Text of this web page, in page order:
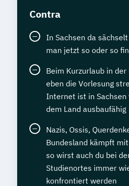
Contra
In Sachsen da
man jetzt so oder so
Beim Kurzurlaub in der
eben die Vorlesung
Internet ist in Sachsen
dem Land ausbaufähig
Nazis, Ossis,
Bundesland kämpft
so wirst auch du bei
Studienortes immer
konfrontiert werden